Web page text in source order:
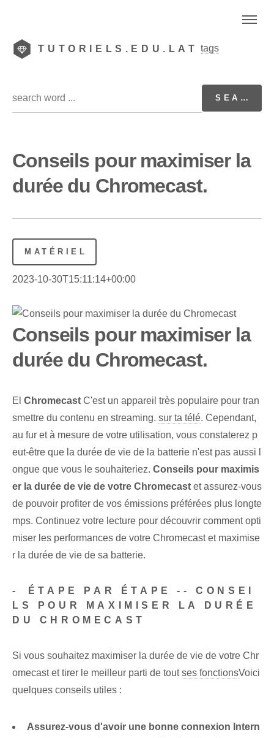
TUTORIELS.EDU.LAT tags
Conseils pour maximiser la
durée du Chromecast.
MATÉRIEL
2023-10-30T15:11:14+00:00
Conseils pour maximiser la
durée du Chromecast.
El Chromecast C'est un appareil très populaire pour tran
smettre du contenu en streaming. sur ta télé. Cependant,
au fur et à mesure de votre utilisation, vous constaterez p
eut-être que la durée de vie de la batterie n'est pas aussi l
ongue que vous le souhaiteriez. Conseils pour maximis
er la durée de vie de votre Chromecast et assurez-vous
de pouvoir profiter de vos émissions préférées plus longte
mps. Continuez votre lecture pour découvrir comment opti
miser les performances de votre Chromecast et maximise
r la durée de vie de sa batterie.
-⁣ ÉTAPE PAR ÉTAPE -- CONSEI
LS POUR MAXIMISER LA DURÉE
DU CHROMECAST
Si vous souhaitez maximiser la durée de vie de votre Chr
omecast et tirer le meilleur parti de toutses fonctionsVoici
quelques conseils utiles :
Assurez-vous d'avoir une bonne connexion Intern